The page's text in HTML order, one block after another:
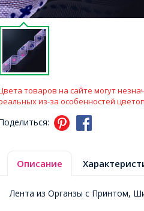
товаров на сайте могут
из-за особенностей
Описание
Лента из Органзы с Принтом,